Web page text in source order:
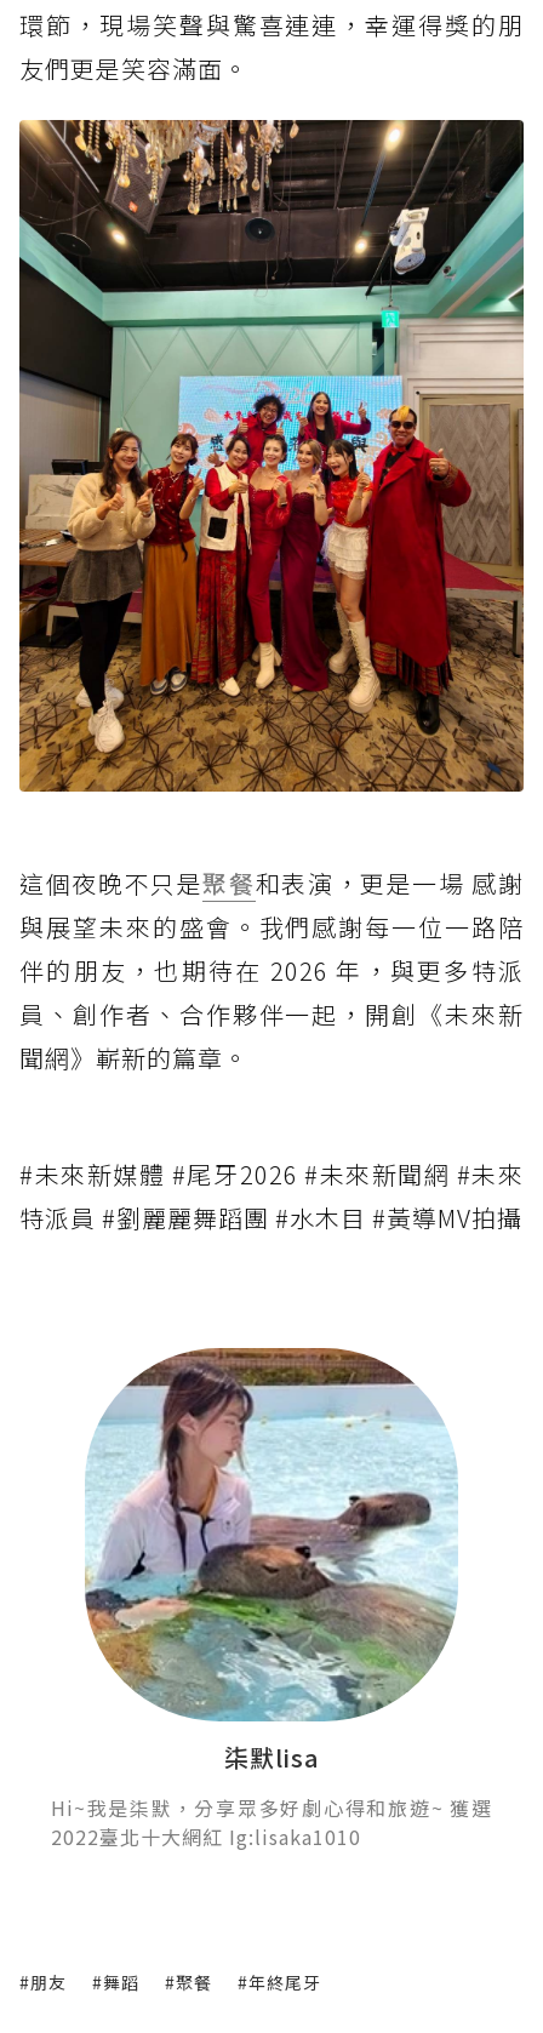
環節，現場笑聲與驚喜連連，幸運得獎的朋
友們更是笑容滿面。
這個夜晚不只是聚餐和表演，更是一場 感謝
與展望未來的盛會。我們感謝每一位一路陪
伴的朋友，也期待在 2026 年，與更多特派
員、創作者、合作夥伴一起，開創《未來新
聞網》嶄新的篇章。
#未來新媒體 #尾牙2026 #未來新聞網 #未來
特派員 #劉麗麗舞蹈團 #水木目 #黃導MV拍攝
柒默lisa
Hi~我是柒默，分享眾多好劇心得和旅遊~ 獲選
2022臺北十大網紅 Ig:lisaka1010
#朋友 #舞蹈 #聚餐 #年終尾牙